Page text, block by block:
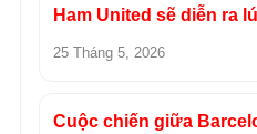
Ham United sẽ diễn ra
25 Tháng 5, 2026
Cuộc chiến giữa